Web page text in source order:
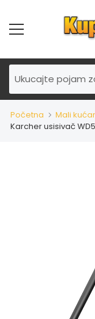
Početna Mali
Karcher usisivač WD5